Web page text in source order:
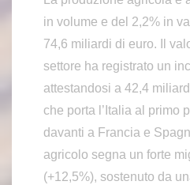
in volume e del 2,2% in
74,6 miliardi di euro. Il
settore ha registrato un
attestandosi a 42,4
che porta l’Italia al primo
davanti a Francia e
agricolo segna un forte
(+12,5%), sostenuto da